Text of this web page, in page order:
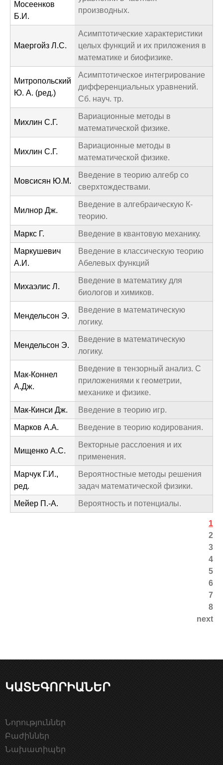
Мосеенков
Б.И.
производных.
Маергойз Л.С.
Асимптотические характеристики
целых функций и их приложения в
математике и биофизике.
Митропольский
Ю. А. (ред.)
Асимптотическое интегрирование
дифференциальных уравнений.
Сб. науч. тр.
Михлин С.Г.
Вариационные методы в
математической физике.
Михлин С.Г.
Вариационные методы в
математической физике.
Мовсисян Ю.М.
Введениe в теорию алгебр со
сверхтождествами.
Милнор Дж.
Введение в алгебраическую К-
теорию.
Маркс Г. Введение в квантовую механику.
Маркушевич
А.И.
Введение в классическую теорию
Абелевых функций
Михаэлис Л.
Введение в математику для
биологов и химиков.
Мендельсон Э.
Введение в математическую
логику.
Мендельсон Э.
Введение в математическую
логику.
Мак-Коннел
А.Дж.
Введение в тензорный анализ. С
приложениями к геометрии,
механике и физике.
Мак-Кинси Дж. Введение в теорию игр.
Марков А.А. Введение в теорию кодирования.
Мищенко А.С.
Векторные расслоения и их
применения.
Марчук Г.И.,
ред.
Вероятностные методы решения
задач математической физики.
Мейер П.-А. Вероятность и потенциалы.
1
2
3
4
5
6
7
8
next
ԿԱՏԵԳՈՐԻԱՆԵՐ
Նորություններ
Բաժիններ
Նախատիպեր